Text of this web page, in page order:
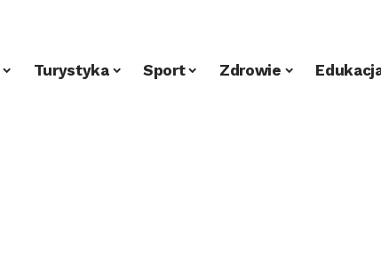
Turystyka Sport Zdrowie